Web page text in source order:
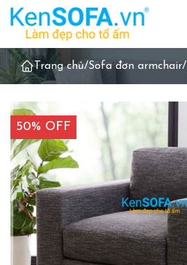
Sản phẩm
Phòng khách
Phòng ăn
Phòng ngủ
Sản phẩm khác
Liên hệ
Trang chủ/Sofa đơn armchair/
50% OFF